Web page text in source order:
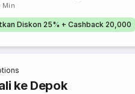
Min
Diskon 25% + Cashback 20,000
ke Depok